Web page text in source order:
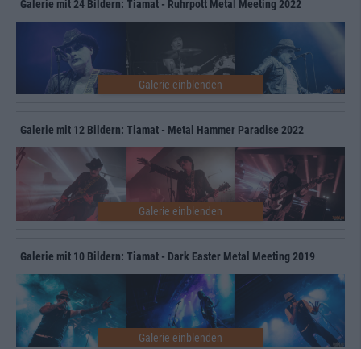
Galerie mit 24 Bildern: Tiamat - Ruhrpott Metal Meeting 2022
Galerie mit 12 Bildern: Tiamat - Metal Hammer Paradise 2022
Galerie mit 10 Bildern: Tiamat - Dark Easter Metal Meeting 2019